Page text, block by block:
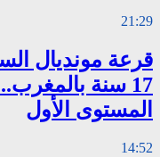
21:29
قرعة مونديال
17 سنة
المستوى الأول
14:52